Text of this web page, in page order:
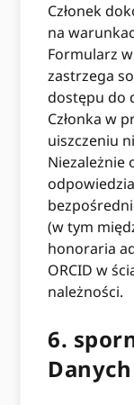
Członek
na
Formularz
zastrzega
dostępu do
Członka w
uiszczeniu
Niezależnie
(w tym
honoraria
ORCID w
należności.
6.